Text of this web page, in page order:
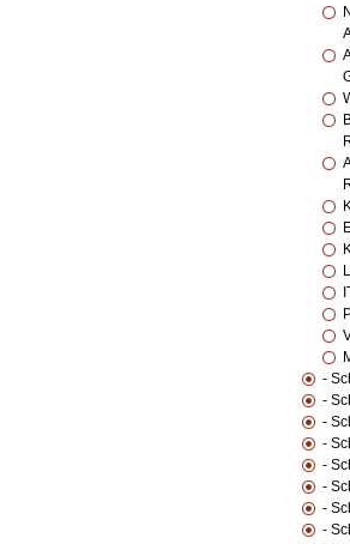
-
-
-
-
-
-
-
-